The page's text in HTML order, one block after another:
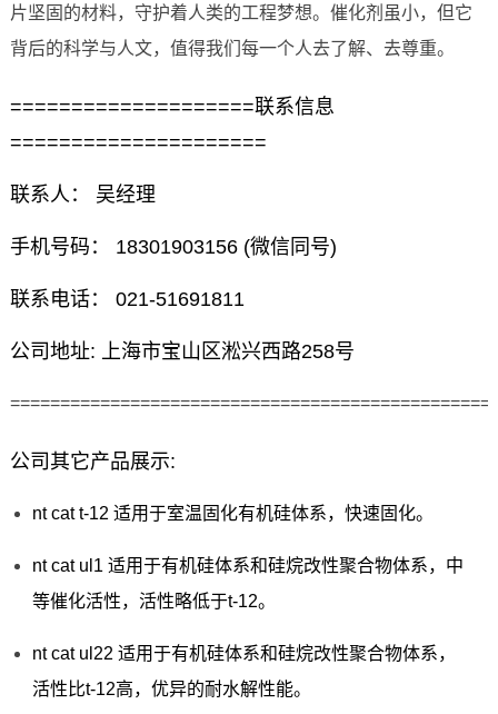
片坚固的材料，守护着人类的工程梦想。催化剂虽小，但它
背后的科学与人文，值得我们每一个人去了解、去尊重。
====================联系信息
=====================
联系人： 吴经理
手机号码： 18301903156 (微信同号)
联系电话： 021-51691811
公司地址: 上海市宝山区淞兴西路258号
公司其它产品展示:
nt cat t-12 适用于室温固化有机硅体系，快速固化。
nt cat ul1 适用于有机硅体系和硅烷改性聚合物体系，中
等催化活性，活性略低于t-12。
nt cat ul22 适用于有机硅体系和硅烷改性聚合物体系，
活性比t-12高，优异的耐水解性能。